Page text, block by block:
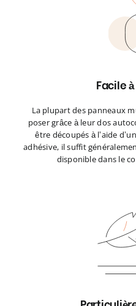
Facile
La plupart des panneaux
poser grâce à leur dos
être découpés à l’aide
adhésive, il suffit
disponible dans le